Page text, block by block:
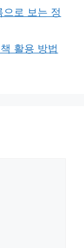
로 보는 정
활용 방법